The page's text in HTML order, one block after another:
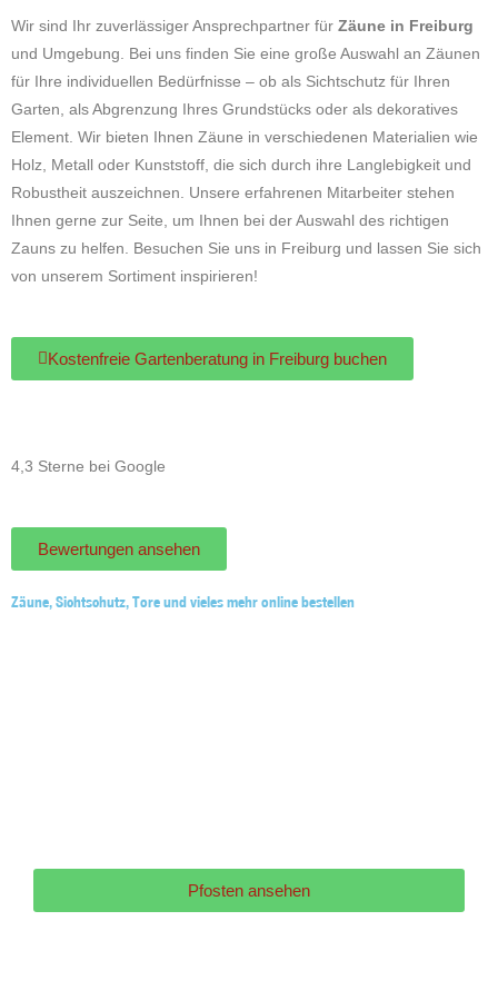
Wir sind Ihr zuverlässiger Ansprechpartner für Zäune in Freiburg
und Umgebung. Bei uns finden Sie eine große Auswahl an Zäunen
für Ihre individuellen Bedürfnisse – ob als Sichtschutz für Ihren
Garten, als Abgrenzung Ihres Grundstücks oder als dekoratives
Element. Wir bieten Ihnen Zäune in verschiedenen Materialien wie
Holz, Metall oder Kunststoff, die sich durch ihre Langlebigkeit und
Robustheit auszeichnen. Unsere erfahrenen Mitarbeiter stehen
Ihnen gerne zur Seite, um Ihnen bei der Auswahl des richtigen
Zauns zu helfen. Besuchen Sie uns in Freiburg und lassen Sie sich
von unserem Sortiment inspirieren!
Kostenfreie Gartenberatung in Freiburg buchen
Kostenfreie Gartenberatung in Freiburg
4,3 Sterne bei Google
Bewertungen ansehen
Bewertungen ansehen
Zäune, Sichtschutz, Tore und vieles mehr online bestellen
Pfosten ansehen
Pfosten ansehen